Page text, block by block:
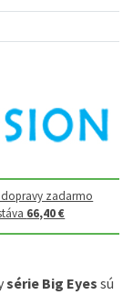
zadarmo
66,40 €
série Big Eyes sú